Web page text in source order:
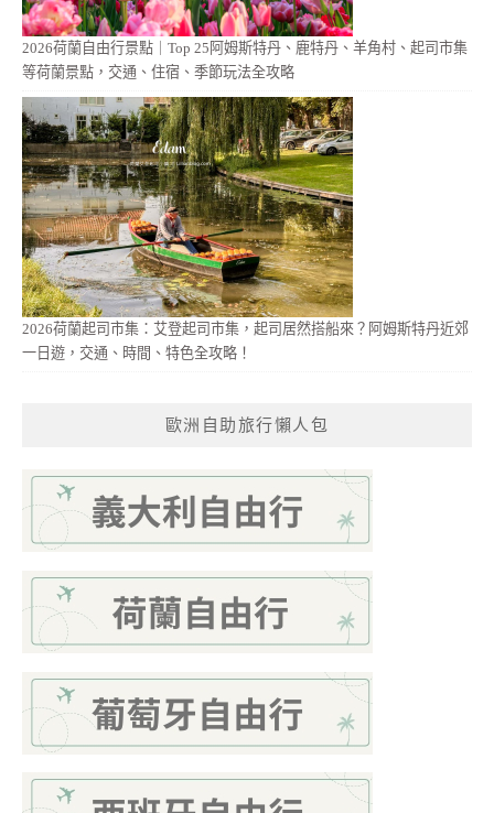
2026荷蘭自由行景點｜Top 25阿姆斯特丹、鹿特丹、羊角村、起司市集
等荷蘭景點，交通、住宿、季節玩法全攻略
2026荷蘭起司市集：艾登起司市集，起司居然搭船來？阿姆斯特丹近郊
一日遊，交通、時間、特色全攻略！
歐洲自助旅行懶人包